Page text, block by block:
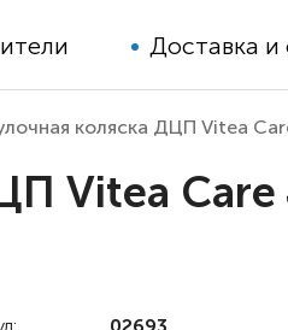
с ДЦП
Доставка и
коляска ДЦП Vitea
Vitea